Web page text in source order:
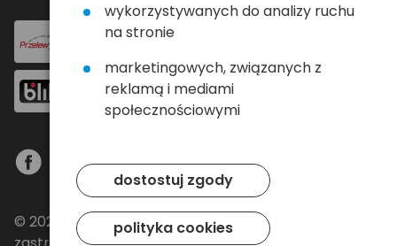
© 2024 Baltrade sp. z o.o. - Wszelkie prawa
wykorzystywanych do analizy ruchu
na stronie
marketingowych, związanych z
reklamą i mediami
społecznościowymi
dostostuj zgody
polityka cookies